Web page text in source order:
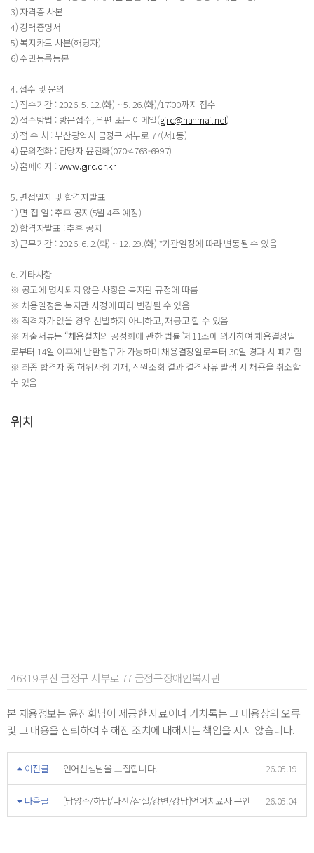
3) 자격증 사본
4) 경력증명서
5) 복지카드 사본(해당자)
6) 주민등록등본
4. 접수 및 문의
1) 접수기간 : 2026. 5. 12.(화) ~ 5. 26.(화)/17:00까지 접수
2) 접수방법 : 방문접수, 우편 또는 이메일(gjrc@hanmail.net)
3) 접 수 처 : 부산광역시 금정구 서부로 77(서1동)
4) 문의전화 : 담당자 윤진화(070-4763-6997)
5) 홈페이지 :www.gjrc.or.kr
5. 면접일자 및 합격자발표
1) 면 접 일 : 추후 공지(5월 4주 예정)
2) 합격자발표 : 추후 공지
3) 근무기간 : 2026. 6. 2.(화) ~ 12. 29.(화) *기관일정에 따라 변동될 수 있음
6. 기타사항
※ 공고에 명시되지 않은 사항은 복지관 규정에 따름
※ 채용일정은 복지관 사정에 따라 변경될 수 있음
※ 적격자가 없을 경우 선발하지 아니하고, 재공고 할 수 있음
※ 제출서류는 “채용절차의 공정화에 관한 법률”제11조에 의거하여 채용결정일
로부터 14일 이후에 반환청구가 가능하며 채용결정일로부터 30일 경과 시 폐기함
※ 최종 합격자 중 허위사항 기재, 신원조회 결과 결격사유 발생 시 채용을 취소할
수 있음
위치
46319 부산 금정구 서부로 77 금정구장애인복지관
본 채용정보는 윤진화님이 제공한 자료이며 가치톡는 그 내용상의 오류
및 그 내용을 신뢰하여 취해진 조치에 대해서는 책임을 지지 않습니다.
이전글 언어선생님을 보집합니다. 26.05.19
다음글 [남양주/하남/다산/잠실/강변/강남]언어치료사 구인 26.05.04